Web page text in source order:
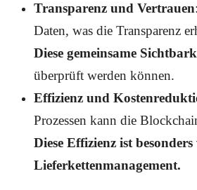
Transparenz und Vertrauen
Daten, was die Transparenz
Diese gemeinsame
überprüft werden können.
Effizienz und
Prozessen kann die
Diese Effizienz ist
Lieferkettenmanagement.